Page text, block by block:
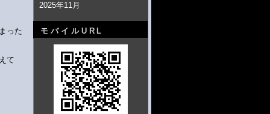
った
て
2025年11月
モバイルURL